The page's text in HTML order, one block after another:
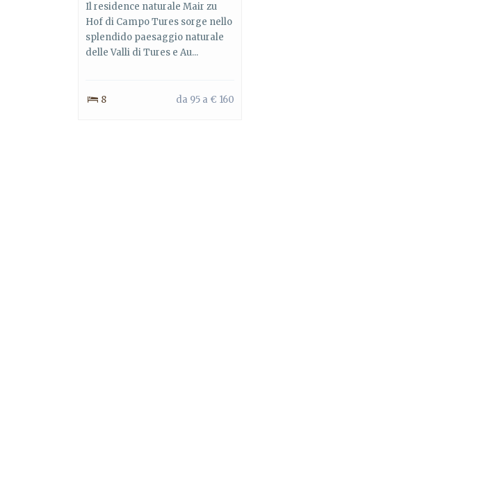
Il residence naturale Mair zu
Hof di Campo Tures sorge nello
splendido paesaggio naturale
delle Valli di Tures e Au...
8 da 95 a € 160